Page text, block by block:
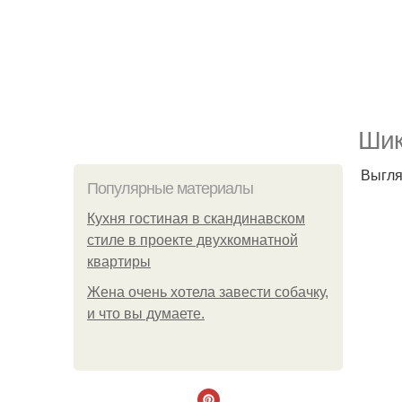
Популярные материалы
Кухня гостиная в скандинавском
стиле в проекте двухкомнатной
квартиры
Жена очень хотела завести собачку,
и что вы думаете.